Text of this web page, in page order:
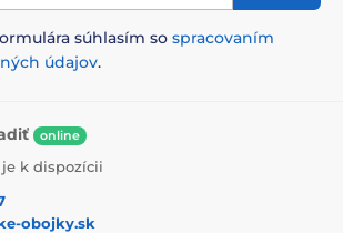
súhlasím so spracovaním
údajov.
online
k dispozícii
obojky.sk